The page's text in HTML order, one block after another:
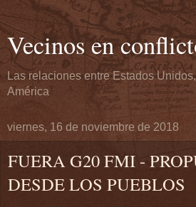
Vecinos en
Las relaciones entre Estados
América
viernes, 16 de noviembre de 2018
FUERA G20 FMI -
DESDE LOS PUEBLOS